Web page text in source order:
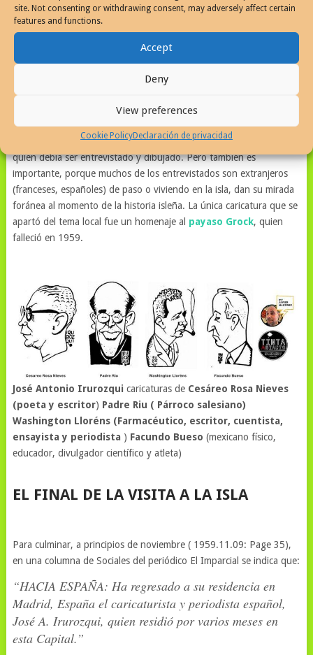
site. Not consenting or withdrawing consent, may adversely affect certain
features and functions.
Accept
Deny
View preferences
Cookie PolicyDeclaración de privacidad
negociado de seguridad del empleo).Emilio S. Belaval(escritor,
En términos de labor del artista, es sobresaliente, no tan solo daba
una mirada a la sociedad puertorriqueña, desde lo escrito sino que
también plasmó o documento un aspecto de la apariencia social, es
justo mencionar que tan solo tres mujeres aparecen en el conjunto,
lo que demuestra una de dos, o la visión social de equidad de aquel
momento o un sesgo perjudicial del caricaturista-periodista de
quien debía ser entrevistado y dibujado. Pero también es
importante, porque muchos de los entrevistados son extranjeros
(franceses, españoles) de paso o viviendo en la isla, dan su mirada
foránea al momento de la historia isleña. La única caricatura que se
apartó del tema local fue un homenaje al payaso Grock, quien
falleció en 1959.
José Antonio Irurozqui caricaturas de Cesáreo Rosa Nieves
(poeta y escritor) Padre Riu ( Párroco salesiano)
Washington Lloréns (Farmacéutico, escritor, cuentista,
ensayista y periodista ) Facundo Bueso (mexicano físico,
educador, divulgador científico y atleta)
EL FINAL DE LA VISITA A LA ISLA
Para culminar, a principios de noviembre ( 1959.11.09: Page 35),
en una columna de Sociales del periódico El Imparcial se indica que:
“HACIA ESPAÑA: Ha regresado a su residencia en
Madrid, España el caricaturista y periodista español,
José A. Irurozqui, quien residió por varios meses en
esta Capital.”